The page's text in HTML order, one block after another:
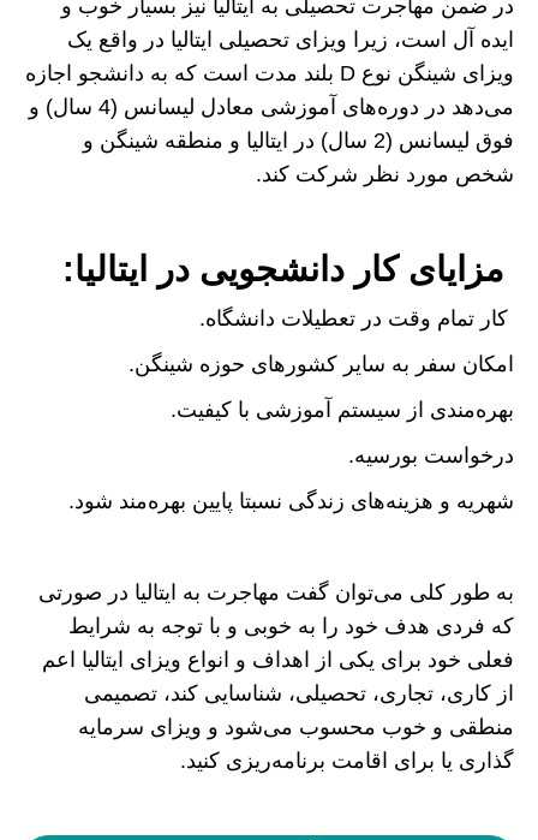
در ضمن مهاجرت تحصیلی به ایتالیا نیز بسیار خوب و
ایده آل است، زیرا ویزای تحصیلی ایتالیا در واقع یک
ویزای شینگن نوع D بلند مدت است که به دانشجو اجازه
می‌دهد در دوره‌های آموزشی معادل لیسانس (4 سال) و
فوق لیسانس (2 سال) در ایتالیا و منطقه شینگن و
شخص مورد نظر شرکت کند.
مزایای کار دانشجویی در ایتالیا:
کار تمام وقت در تعطیلات دانشگاه.
امکان سفر به سایر کشورهای حوزه شینگن.
بهره‌مندی از سیستم آموزشی با کیفیت.
درخواست بورسیه.
شهریه و هزینه‌های زندگی نسبتا پایین بهره‌مند شود.
به طور کلی می‌توان گفت مهاجرت به ایتالیا در صورتی
که فردی هدف خود را به خوبی و با توجه به شرایط
فعلی خود برای یکی از اهداف و انواع ویزای ایتالیا اعم
از کاری، تجاری، تحصیلی، شناسایی کند، تصمیمی
منطقی و خوب محسوب می‌شود و ویزای سرمایه
گذاری یا برای اقامت برنامه‌ریزی کنید.